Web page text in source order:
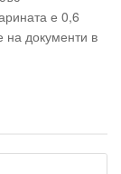
е 0,6
документи в